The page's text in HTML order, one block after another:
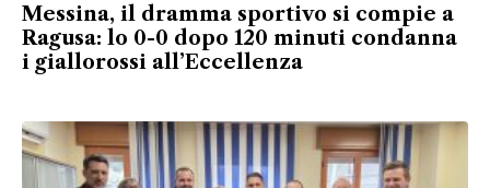
Messina, il dramma sportivo si compie a
Ragusa: lo 0-0 dopo 120 minuti condanna
i giallorossi all’Eccellenza